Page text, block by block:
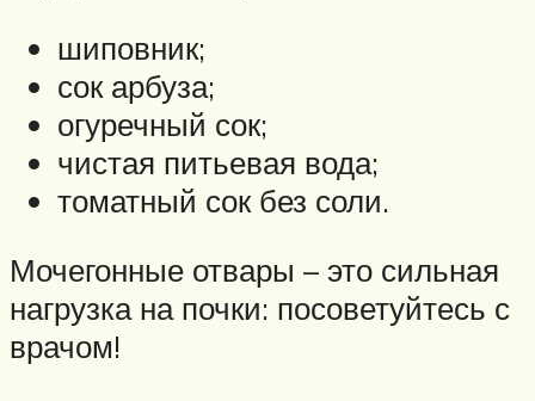
шиповник;
сок арбуза;
огуречный сок;
чистая питьевая вода;
томатный сок без соли.
Мочегонные отвары – это сильная
нагрузка на почки: посоветуйтесь с
врачом!